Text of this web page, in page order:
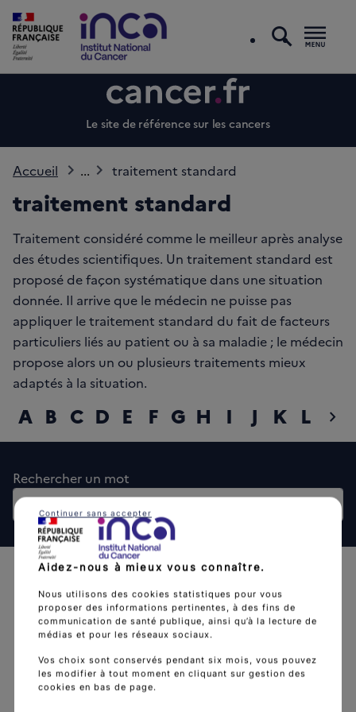
Le site de référence sur les cancers
Accueil ... traitement standard
traitement standard
Traitement considéré comme le meilleur après analyse
des études scientifiques. Un traitement standard est
proposé de façon systématique dans une situation
donnée. Il arrive que le médecin ne puisse pas
appliquer le traitement standard du fait de facteurs
particuliers liés au patient ou à sa maladie ; le médecin
propose alors un ou plusieurs traitements mieux
adaptés à la situation.
chevron_right
A B C D E F G H I J K L M
Rechercher un mot
L'Institut national du cancer est l’agence d'expertise
sanitaire et scientifique en cancérologie de l’État.
Aidez-nous à mieux vous connaître.
Nous utilisons des cookies statistiques pour vous
proposer des informations pertinentes, à des fins de
communication de santé publique, ainsi qu’à la lecture de
médias et pour les réseaux sociaux.
Vos choix sont conservés pendant six mois, vous pouvez
les modifier à tout moment en cliquant sur gestion des
cookies en bas de page.
Continuer sans accepter